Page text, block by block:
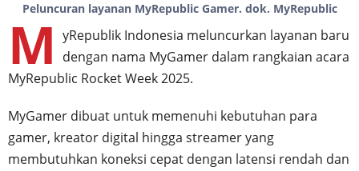
Peluncuran layanan MyRepublic Gamer. dok. MyRepublic
M yRepublik Indonesia meluncurkan layanan baru
dengan nama MyGamer dalam rangkaian acara
MyRepublic Rocket Week 2025.
MyGamer dibuat untuk memenuhi kebutuhan para
gamer, kreator digital hingga streamer yang
membutuhkan koneksi cepat dengan latensi rendah dan